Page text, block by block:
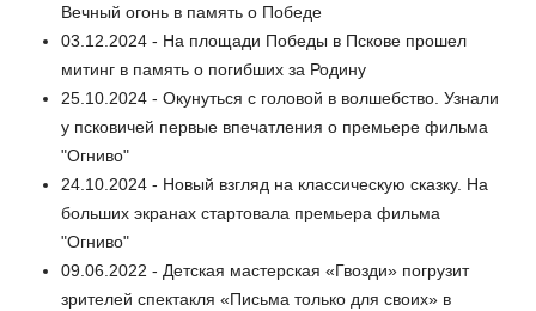
Вечный огонь в память о Победе
03.12.2024 - На площади Победы в Пскове прошел
митинг в память о погибших за Родину
25.10.2024 - Окунуться с головой в волшебство. Узнали
у псковичей первые впечатления о премьере фильма
"Огниво"
24.10.2024 - Новый взгляд на классическую сказку. На
больших экранах стартовала премьера фильма
"Огниво"
09.06.2022 - Детская мастерская «Гвозди» погрузит
зрителей спектакля «Письма только для своих» в